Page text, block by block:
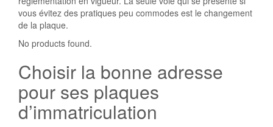
vous évitez des pratiques peu commodes est le changement
de la plaque.
No products found.
Choisir la bonne adresse
pour ses plaques
d’immatriculation